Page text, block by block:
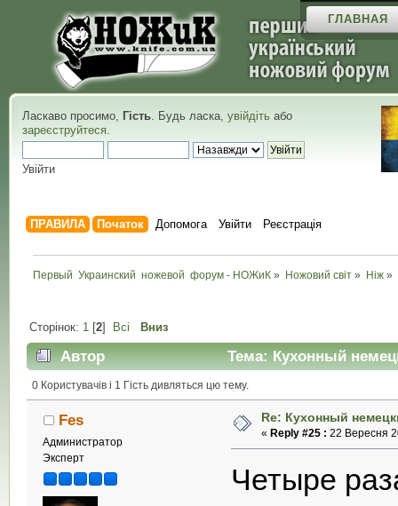
ГЛАВНАЯ
Ласкаво просимо, Гість. Будь ласка, увійдіть або
зареєструйтеся.
Увійти
ПРАВИЛА Початок Допомога Увійти Реєстрація
Первый  Украинский  ножевой  форум - НОЖиК » Ножовий світ » Ніж »
Сторінок: 1 [2] Всі Вниз
Автор Тема: Кухонный
0 Користувачів і 1 Гість дивляться цю тему.
Fes
Администратор
Эксперт
Re: Кухонный
« Reply #25 : 22 Вересня
Четыре